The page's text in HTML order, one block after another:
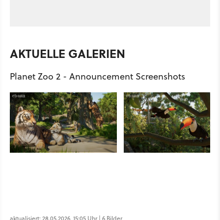
AKTUELLE GALERIEN
Planet Zoo 2 - Announcement Screenshots